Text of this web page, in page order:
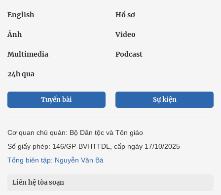
English Hồ sơ
Ảnh Video
Multimedia Podcast
24h qua
Tuyến bài Sự kiện
Cơ quan chủ quản: Bộ Dân tộc và Tôn giáo
Số giấy phép: 146/GP-BVHTTDL, cấp ngày 17/10/2025
Tổng biên tập: Nguyễn Văn Bá
Liên hệ tòa soạn